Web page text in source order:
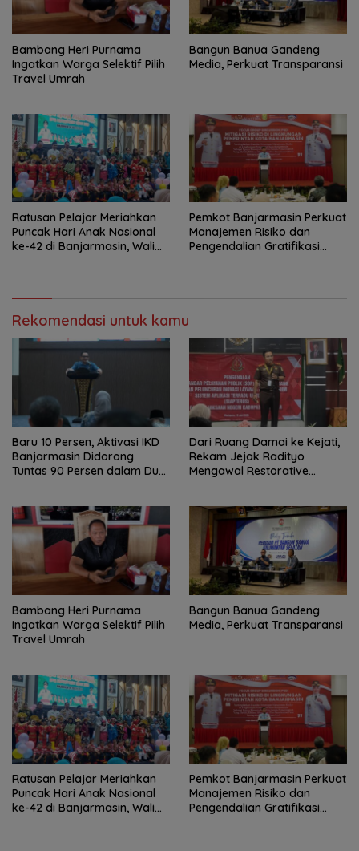
Bambang Heri Purnama
Ingatkan Warga Selektif Pilih
Travel Umrah
Bangun Banua Gandeng
Media, Perkuat Transparansi
Ratusan Pelajar Meriahkan
Puncak Hari Anak Nasional
ke-42 di Banjarmasin, Wali
Pemkot Banjarmasin Perkuat
Manajemen Risiko dan
Pengendalian Gratifikasi
Rekomendasi untuk kamu
Baru 10 Persen, Aktivasi IKD
Banjarmasin Didorong
Tuntas 90 Persen dalam Dua
Dari Ruang Damai ke Kejati,
Rekam Jejak Radityo
Mengawal Restorative
Bambang Heri Purnama
Ingatkan Warga Selektif Pilih
Travel Umrah
Bangun Banua Gandeng
Media, Perkuat Transparansi
Ratusan Pelajar Meriahkan
Puncak Hari Anak Nasional
ke-42 di Banjarmasin, Wali
Pemkot Banjarmasin Perkuat
Manajemen Risiko dan
Pengendalian Gratifikasi